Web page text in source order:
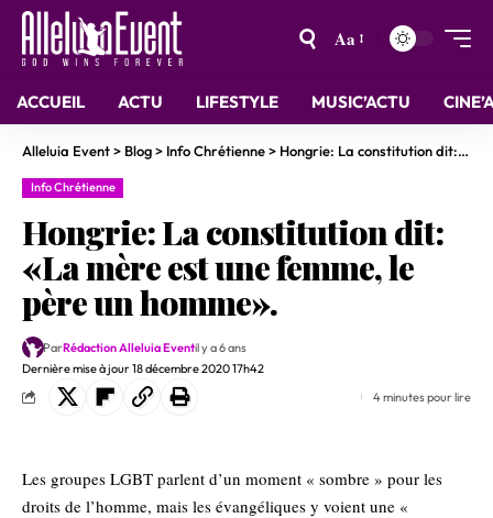
Aa
ACCUEIL ACTU LIFESTYLE MUSIC’ACTU
Alleluia Event> Blog> Info Chrétienne> Hongrie: La constitution dit: «La mère est une femme, le père un homme».
Info Chrétienne
Hongrie: La constitution dit:
«La mère est une femme, le
père un homme».
Dernière mise à jour 18 décembre 2020 17h42
ParRédaction Alleluia Eventil y a 6 ans
4 minutes pour lire
Les groupes LGBT parlent d’un moment « sombre » pour les
droits de l’homme, mais les évangéliques y voient une «